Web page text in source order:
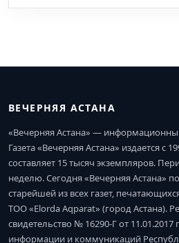
ВЕЧЕРНЯЯ АСТАНА
«Вечерняя Астана» —
Газета «Вечерняя Астана» издается с
составляет 15 тысяч экземпляров.
неделю. Сегодня «Вечерняя Астана»
старейшей из всех газет,
ТОО «Elorda Aqparat» (город Астана).
свидетельство № 16290-Г от
информации и коммуникаций